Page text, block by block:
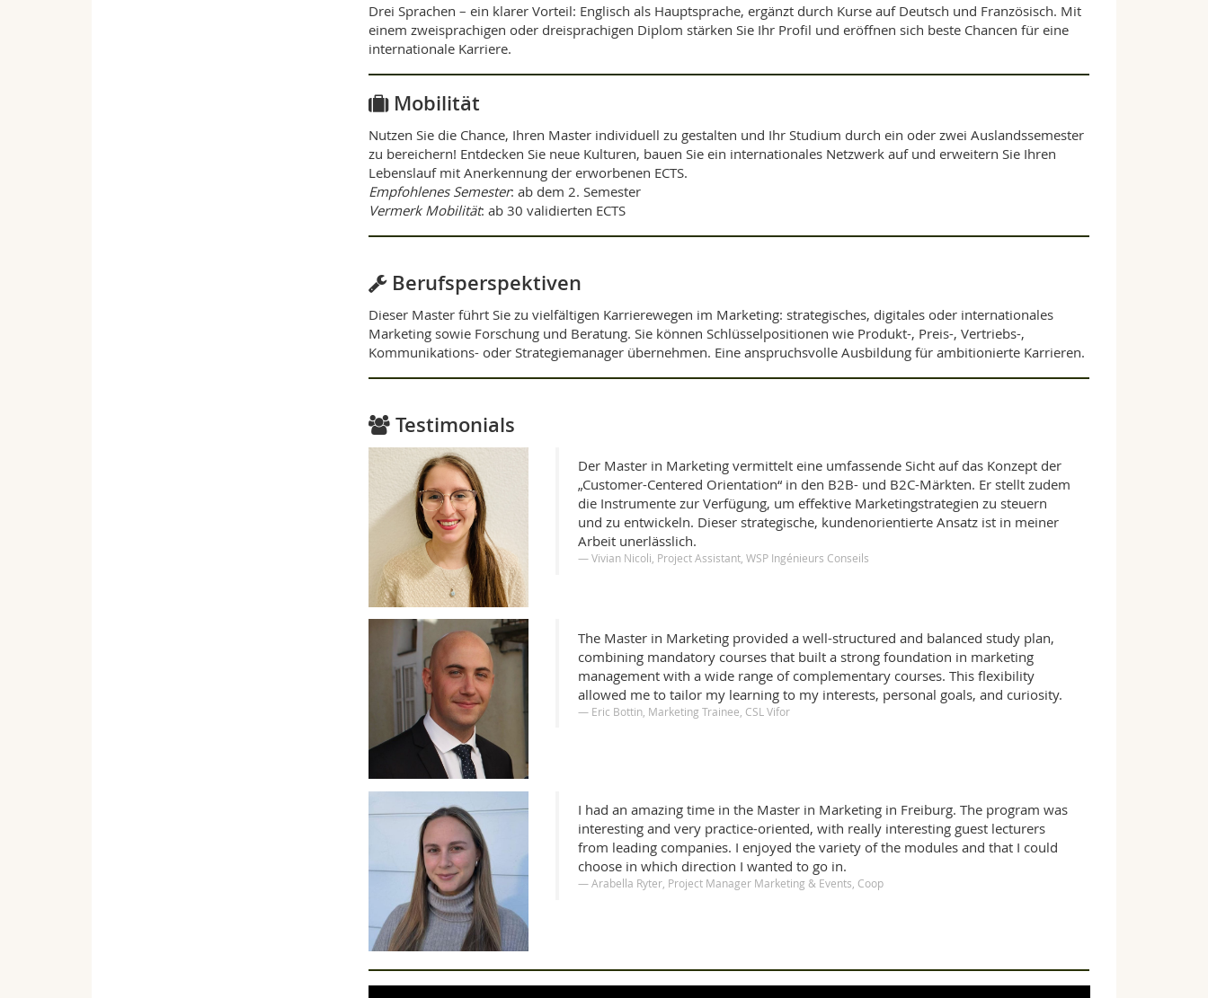
Drei Sprachen – ein klarer Vorteil: Englisch als Hauptsprache, ergänzt durch Kurse auf Deutsch und Französisch. Mit
einem zweisprachigen oder dreisprachigen Diplom stärken Sie Ihr Profil und eröffnen sich beste Chancen für eine
internationale Karriere.
Mobilität
Nutzen Sie die Chance, Ihren Master individuell zu gestalten und Ihr Studium durch ein oder zwei Auslandssemester
zu bereichern! Entdecken Sie neue Kulturen, bauen Sie ein internationales Netzwerk auf und erweitern Sie Ihren
Lebenslauf mit Anerkennung der erworbenen ECTS.
Empfohlenes Semester: ab dem 2. Semester
Vermerk Mobilität: ab 30 validierten ECTS
Berufsperspektiven
Dieser Master führt Sie zu vielfältigen Karrierewegen im Marketing: strategisches, digitales oder internationales
Marketing sowie Forschung und Beratung. Sie können Schlüsselpositionen wie Produkt-, Preis-, Vertriebs-,
Kommunikations- oder Strategiemanager übernehmen. Eine anspruchsvolle Ausbildung für ambitionierte Karrieren.
Testimonials
Der Master in Marketing vermittelt eine umfassende Sicht auf das Konzept der
„Customer-Centered Orientation“ in den B2B- und B2C-Märkten. Er stellt zudem
die Instrumente zur Verfügung, um effektive Marketingstrategien zu steuern
und zu entwickeln. Dieser strategische, kundenorientierte Ansatz ist in meiner
Arbeit unerlässlich.
Vivian Nicoli, Project Assistant, WSP Ingénieurs Conseils
The Master in Marketing provided a well-structured and balanced study plan,
combining mandatory courses that built a strong foundation in marketing
management with a wide range of complementary courses. This flexibility
allowed me to tailor my learning to my interests, personal goals, and curiosity.
Eric Bottin, Marketing Trainee, CSL Vifor
I had an amazing time in the Master in Marketing in Freiburg. The program was
interesting and very practice-oriented, with really interesting guest lecturers
from leading companies. I enjoyed the variety of the modules and that I could
choose in which direction I wanted to go in.
Arabella Ryter, Project Manager Marketing & Events, Coop